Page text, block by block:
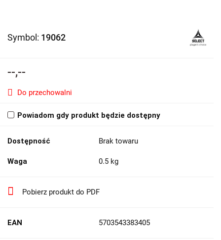
Symbol: 19062
--,--
Do przechowalni
Powiadom gdy produkt będzie dostępny
Dostępność Brak towaru
Waga 0.5 kg
Pobierz produkt do PDF
EAN 5703543383405